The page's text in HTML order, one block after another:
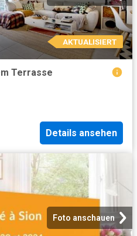
AKTUALISIERT
Terrasse
Details ansehen
Foto anschauen